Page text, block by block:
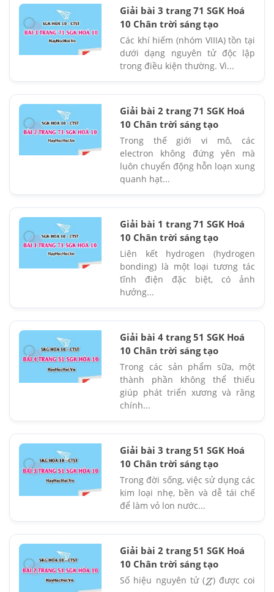
Giải bài 3 trang 71 SGK Hoá
10 Chân trời sáng tạo
Các khí hiếm (nhóm VIIIA) tồn tại
dưới dạng nguyên tử độc lập
trong điều kiện thường. Vì...
Giải bài 2 trang 71 SGK Hoá
10 Chân trời sáng tạo
Trong thế giới vi mô, các
electron không đứng yên mà
luôn chuyển động hỗn loạn xung
quanh hạt...
Giải bài 1 trang 71 SGK Hoá
10 Chân trời sáng tạo
Liên kết hydrogen (hydrogen
bonding) là một loại tương tác
tĩnh điện đặc biệt, có ảnh
hưởng...
Giải bài 4 trang 51 SGK Hoá
10 Chân trời sáng tạo
Trong các sản phẩm sữa, một
thành phần không thể thiếu
giúp phát triển xương và răng
chính...
Giải bài 3 trang 51 SGK Hoá
10 Chân trời sáng tạo
Trong đời sống, việc sử dụng các
kim loại nhẹ, bền và dễ tái chế
để làm vỏ lon nước...
Giải bài 2 trang 51 SGK Hoá
10 Chân trời sáng tạo
Số hiệu nguyên tử (Z) được coi